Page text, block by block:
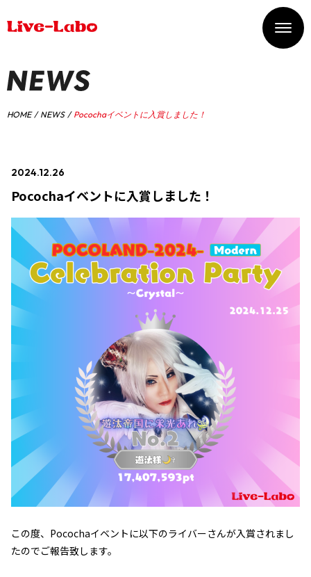
HOME NEWS Pocochaイベントに入賞しました！
2024.12.26
Pocochaイベントに入賞しました！
この度、Pocochaイベントに以下のライバーさんが入賞されまし
たのでご報告致します。